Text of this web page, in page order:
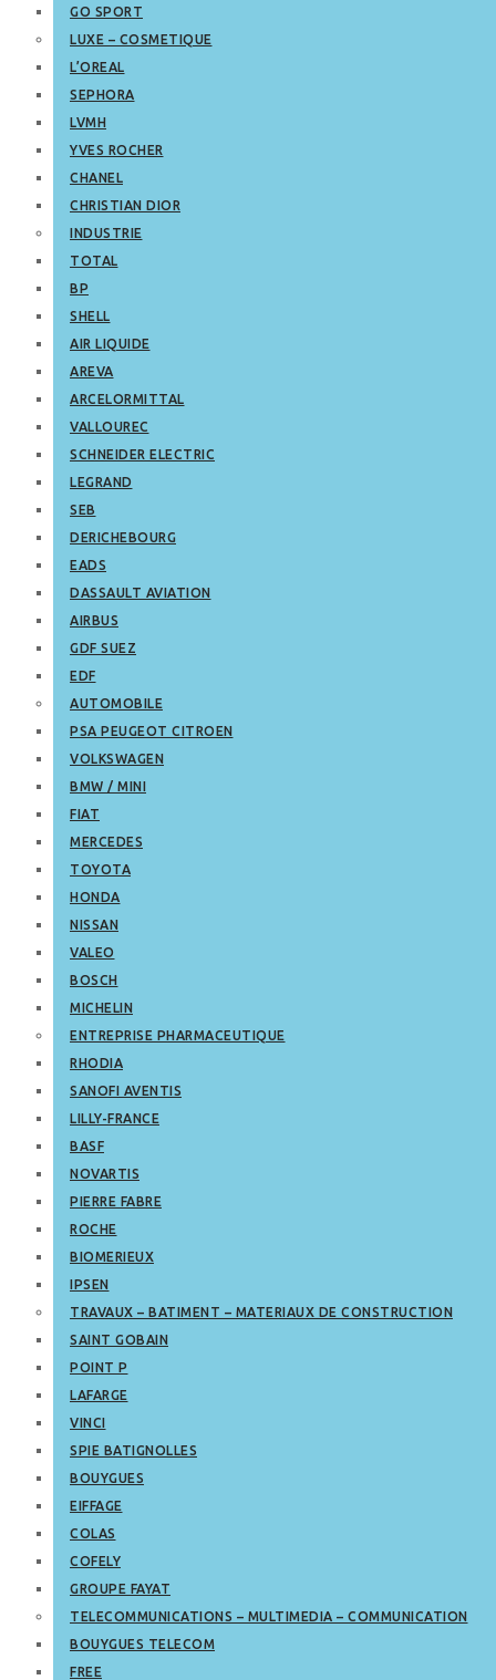
GO SPORT
LUXE – COSMETIQUE
L’OREAL
SEPHORA
LVMH
YVES ROCHER
CHANEL
CHRISTIAN DIOR
INDUSTRIE
TOTAL
BP
SHELL
AIR LIQUIDE
AREVA
ARCELORMITTAL
VALLOUREC
SCHNEIDER ELECTRIC
LEGRAND
SEB
DERICHEBOURG
EADS
DASSAULT AVIATION
AIRBUS
GDF SUEZ
EDF
AUTOMOBILE
PSA PEUGEOT CITROEN
VOLKSWAGEN
BMW / MINI
FIAT
MERCEDES
TOYOTA
HONDA
NISSAN
VALEO
BOSCH
MICHELIN
ENTREPRISE PHARMACEUTIQUE
RHODIA
SANOFI AVENTIS
LILLY-FRANCE
BASF
NOVARTIS
PIERRE FABRE
ROCHE
BIOMERIEUX
IPSEN
TRAVAUX – BATIMENT – MATERIAUX DE CONSTRUCTION
SAINT GOBAIN
POINT P
LAFARGE
VINCI
SPIE BATIGNOLLES
BOUYGUES
EIFFAGE
COLAS
COFELY
GROUPE FAYAT
TELECOMMUNICATIONS – MULTIMEDIA – COMMUNICATION
BOUYGUES TELECOM
FREE